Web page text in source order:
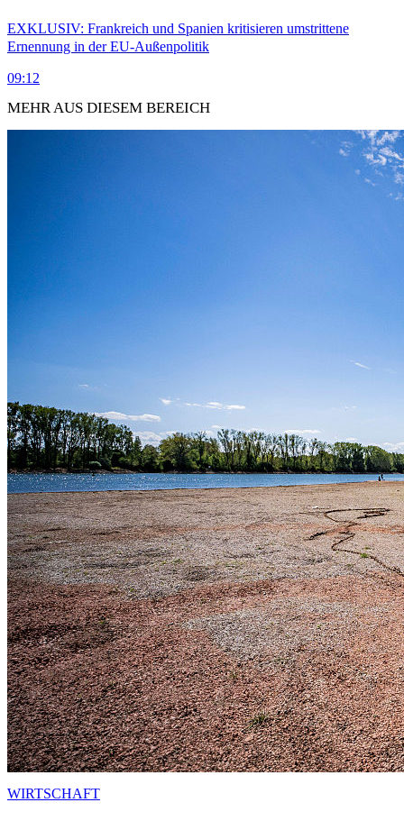
EXKLUSIV: Frankreich und Spanien kritisieren umstrittene
Ernennung in der EU-Außenpolitik
09:12
MEHR AUS DIESEM BEREICH
WIRTSCHAFT